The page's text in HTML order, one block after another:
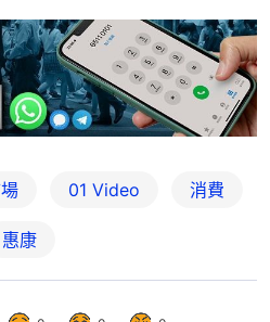
01 Video 消費
惠康